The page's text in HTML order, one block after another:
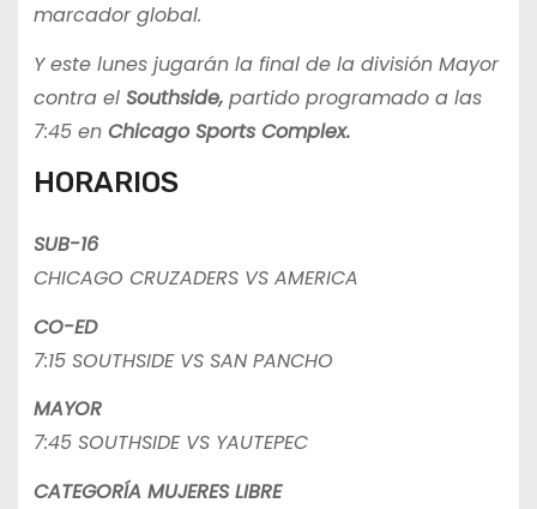
marcador global.
Y este lunes jugarán la final de la división Mayor
contra el Southside,partido programado a las
7:45 en Chicago Sports Complex.
HORARIOS
SUB-16
CHICAGO CRUZADERS VS AMERICA
CO-ED
7:15 SOUTHSIDE VS SAN PANCHO
MAYOR
7:45 SOUTHSIDE VS YAUTEPEC
CATEGORÍA MUJERES LIBRE